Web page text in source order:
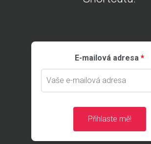
E-mailová adresa
Přihlaste mě!